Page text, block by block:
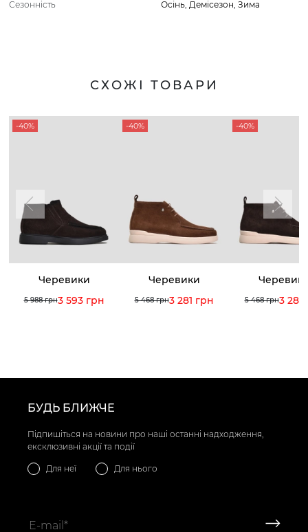
Сезонність
Осінь, Демісезон, Зима
СХОЖІ ТОВАРИ
-40%
Черевики
5 988 грн3 593 грн
-40%
Черевики
5 468 грн3 281 грн
-40%
5 468 грн3 281
БУДЬ БЛИЖЧЕ
Підпишіться на новини про наші останні надходження,
ексклюзивні акції та події
Для неї Для нього